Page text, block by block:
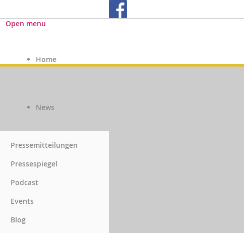
Open menu
Home
News
Pressemitteilungen
Pressespiegel
Podcast
Events
Blog